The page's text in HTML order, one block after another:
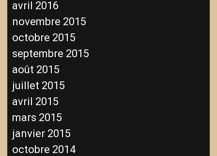
avril 2016
novembre 2015
octobre 2015
septembre 2015
août 2015
juillet 2015
avril 2015
mars 2015
janvier 2015
octobre 2014